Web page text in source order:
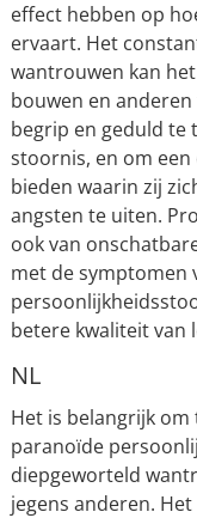
effect hebben op
ervaart. Het
wantrouwen kan
bouwen en
begrip en geduld te
stoornis, en om
bieden waarin zij
angsten te uiten.
ook van
met de symptomen
betere kwaliteit van
NL
Het is belangrijk
paranoïde
diepgeworteld
jegens anderen.